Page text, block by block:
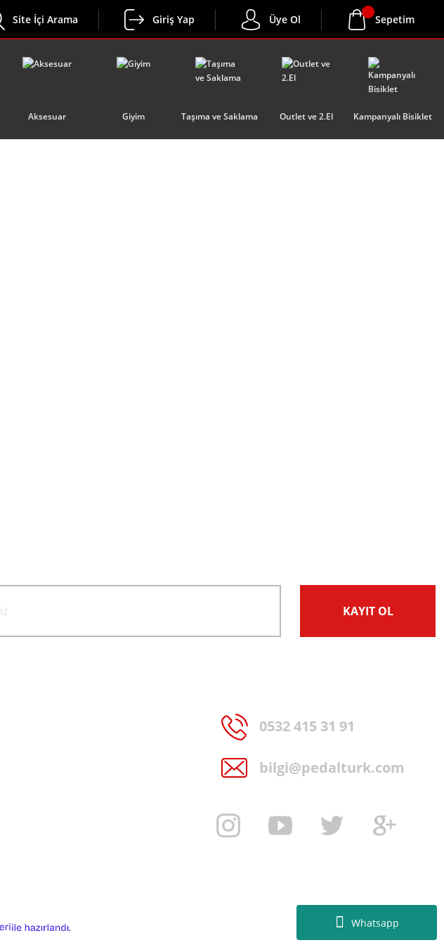
Whatsapp
Site İçi Arama Giriş Yap Üye Ol Sepetim
Aksesuar Giyim Taşıma ve Saklama Outlet ve 2.El Kampanyalı Bisiklet
KAYIT OL
0532 415 31 91
bilgi@pedalturk.com
e-